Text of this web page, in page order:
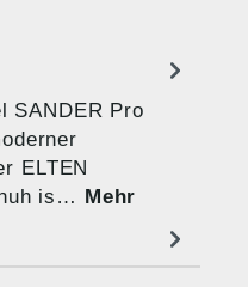
SANDER Pro
ELTEN
is… Mehr